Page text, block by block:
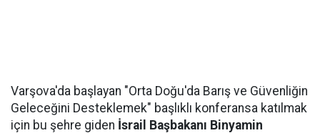
Varşova'da başlayan "Orta Doğu'da Barış ve Güvenliğin
Geleceğini Desteklemek" başlıklı konferansa katılmak
için bu şehre giden İsrail Başbakanı Binyamin